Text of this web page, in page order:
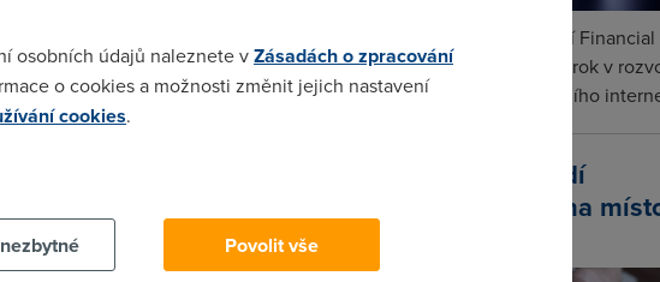
Máme tu počítač. Monitor se nám
do pěti kilo. Case na tom bude
myši by měla stačit každému. Co
vydavatelství, jsou zamítnuty a
nějaký ten externí harddisk, a
router na wi-fi v kanceláři. Zase
nutno počítat.
jenom asi neobejde. Jistě že máme
víc starostí než užitku. Než si všichni
SpaceX podle informací Financial
Times připravuje další krok v
Starlinku. Vedle satelitního
WhatsApp zavádí
uživatelská jména
osobních údajů naleznete vZásadách o zpracování
o cookies a možnosti změnit jejich nastavení
cookies.
Povolit vše